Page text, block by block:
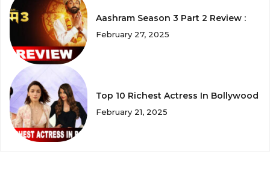
Aashram Season 3 Part 2 Review :
February 27, 2025
Top 10 Richest Actress In Bollywood
February 21, 2025